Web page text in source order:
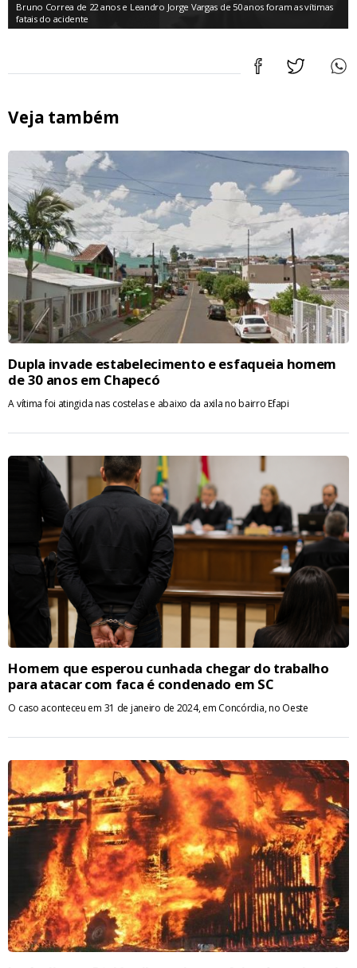
Bruno Correa de 22 anos e Leandro Jorge Vargas de 50 anos foram as vítimas
fatais do acidente
Veja também
Dupla invade estabelecimento e esfaqueia homem
de 30 anos em Chapecó
A vítima foi atingida nas costelas e abaixo da axila no bairro Efapi
Homem que esperou cunhada chegar do trabalho
para atacar com faca é condenado em SC
O caso aconteceu em 31 de janeiro de 2024, em Concórdia, no Oeste